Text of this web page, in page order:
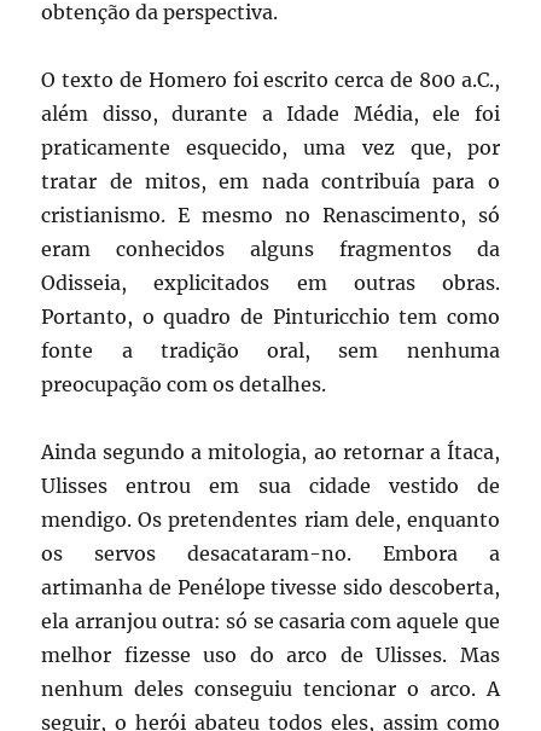
obtenção da perspectiva.
O texto de Homero foi escrito cerca de 800 a.C.,
além disso, durante a Idade Média, ele foi
praticamente esquecido, uma vez que, por
tratar de mitos, em nada contribuía para o
cristianismo. E mesmo no Renascimento, só
eram conhecidos alguns fragmentos da
Odisseia, explicitados em outras obras.
Portanto, o quadro de Pinturicchio tem como
fonte a tradição oral, sem nenhuma
preocupação com os detalhes.
Ainda segundo a mitologia, ao retornar a Ítaca,
Ulisses entrou em sua cidade vestido de
mendigo. Os pretendentes riam dele, enquanto
os servos desacataram-no. Embora a
artimanha de Penélope tivesse sido descoberta,
ela arranjou outra: só se casaria com aquele que
melhor fizesse uso do arco de Ulisses. Mas
nenhum deles conseguiu tencionar o arco. A
seguir, o herói abateu todos eles, assim como